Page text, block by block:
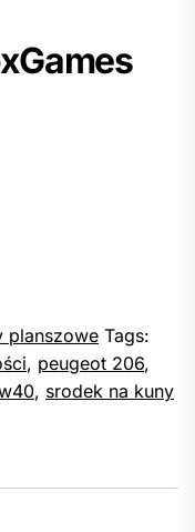
planszowe Tags:
, peugeot 206,
, srodek na kuny